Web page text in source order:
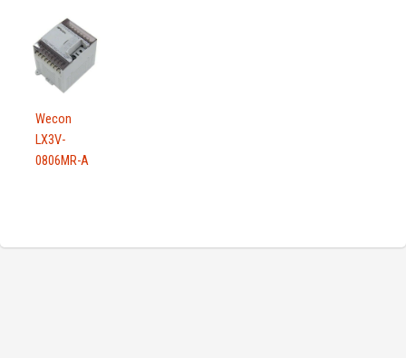
Wecon
LX3V-
0806MR-A